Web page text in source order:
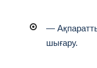
—
шығару.